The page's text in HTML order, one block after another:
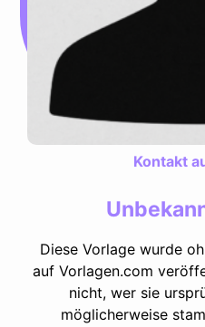
Kontakt
Diese Vorlage wurde
auf Vorlagen.com
nicht, wer sie
möglicherweise